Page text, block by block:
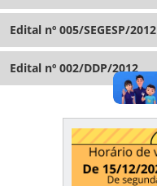
Edital nº 005/SEGESP/2012
Edital nº 002/DDP/2012